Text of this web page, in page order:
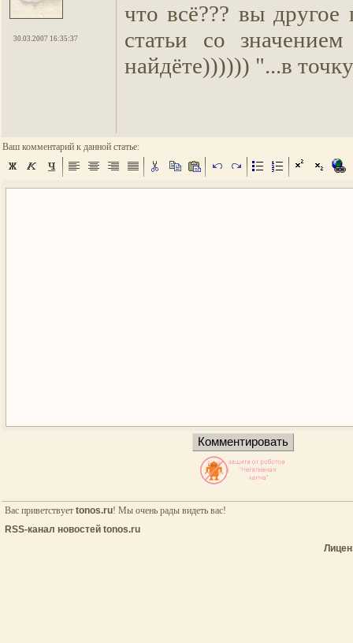
30.03.2007 16:35:37
что всё??? вы другое
статьи со
найдёте)))))) "...в
Ваш комментарий к данной статье:
Вас приветствует tonos.ru! Мы очень рады видеть вас!
RSS-канал новостей tonos.ru